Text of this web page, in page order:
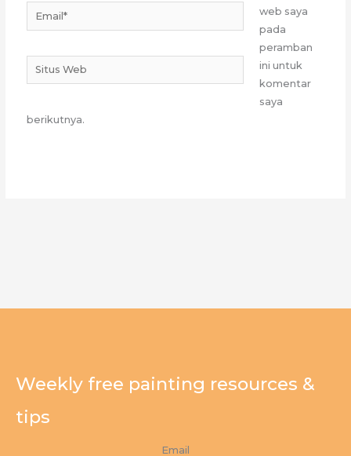
Email*
Situs
Web
web saya
pada
peramban
ini untuk
komentar
saya
berikutnya.
Weekly free painting resources &
tips
Email